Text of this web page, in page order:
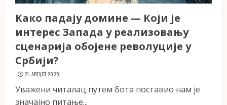
Како падају домине — Који је
интерес Запада у реализовању
сценарија обојене револуције у
Србији?
21. АВГУСТ 2025.
Уважени читалац путем бота поставио нам је
значајно питање...